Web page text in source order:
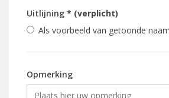
Uitlijning * (verplicht)
Als voorbeeld van getoonde
Opmerking